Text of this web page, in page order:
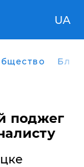
UA
поджег